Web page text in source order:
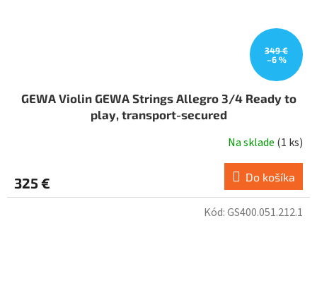
349 €
–6 %
GEWA Violin GEWA Strings Allegro 3/4 Ready to
play, transport-secured
Na sklade (1 ks)
325 € Do košíka
Kód:GS400.051.212.1